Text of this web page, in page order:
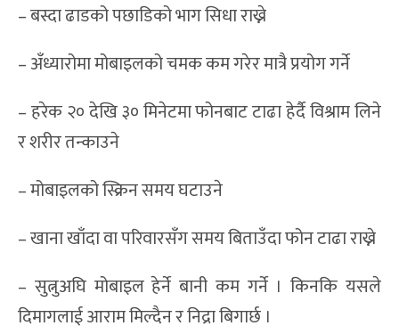
– बस्दा ढाडको पछाडिको भाग सिधा राख्ने
– अँध्यारोमा मोबाइलको चमक कम गरेर मात्रै प्रयोग गर्ने
– हरेक २० देखि ३० मिनेटमा फोनबाट टाढा हेर्दै विश्राम लिने
र शरीर तन्काउने
– मोबाइलको स्क्रिन समय घटाउने
– खाना खाँदा वा परिवारसँग समय बिताउँदा फोन टाढा राख्ने
– सुत्नुअघि मोबाइल हेर्ने बानी कम गर्ने । किनकि यसले
दिमागलाई आराम मिल्दैन र निद्रा बिगार्छ ।